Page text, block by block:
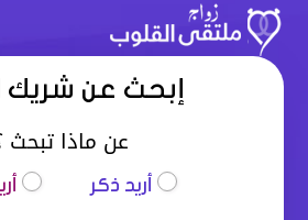
إبحث عن شريك
عن ماذا تبحث
أريد ذكر